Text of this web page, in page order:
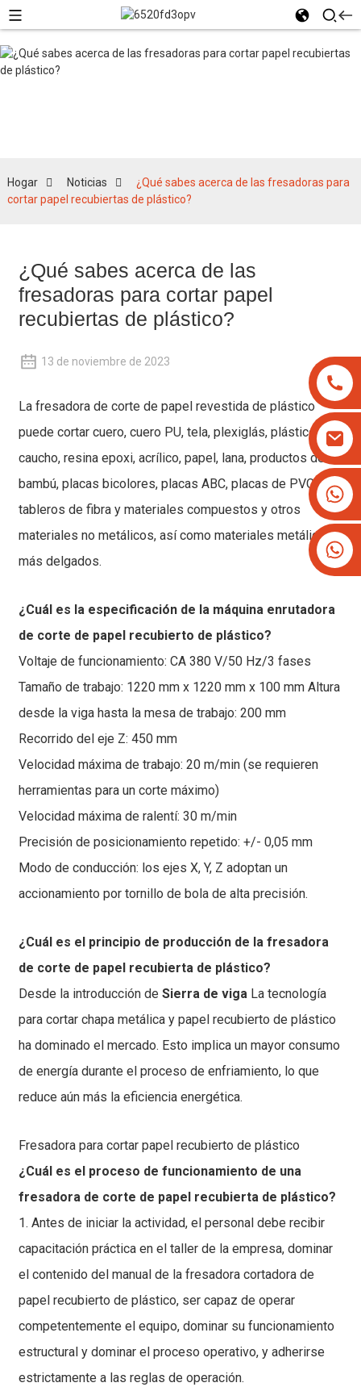
+8613825779334
+16266628193
Hogar Noticias
¿Qué sabes acerca de las fresadoras para
cortar papel recubiertas de plástico?
¿Qué sabes acerca de las
fresadoras para cortar papel
recubiertas de plástico?
13 de noviembre de 2023
La fresadora de corte de papel revestida de plástico
puede cortar cuero, cuero PU, tela, plexiglás, plástico,
caucho, resina epoxi, acrílico, papel, lana, productos de
bambú, placas bicolores, placas ABC, placas de PVC,
tableros de fibra y materiales compuestos y otros
materiales no metálicos, así como materiales metálicos
más delgados.
¿Cuál es la especificación de la máquina enrutadora
de corte de papel recubierto de plástico?
Voltaje de funcionamiento: CA 380 V/50 Hz/3 fases
Tamaño de trabajo: 1220 mm x 1220 mm x 100 mm Altura
desde la viga hasta la mesa de trabajo: 200 mm
Recorrido del eje Z: 450 mm
Velocidad máxima de trabajo: 20 m/min (se requieren
herramientas para un corte máximo)
Velocidad máxima de ralentí: 30 m/min
Precisión de posicionamiento repetido: +/- 0,05 mm
Modo de conducción: los ejes X, Y, Z adoptan un
accionamiento por tornillo de bola de alta precisión.
¿Cuál es el principio de producción de la fresadora
de corte de papel recubierta de plástico?
Desde la introducción de Sierra de vigaLa tecnología
para cortar chapa metálica y papel recubierto de plástico
ha dominado el mercado. Esto implica un mayor consumo
de energía durante el proceso de enfriamiento, lo que
reduce aún más la eficiencia energética.
Fresadora para cortar papel recubierto de plástico
¿Cuál es el proceso de funcionamiento de una
fresadora de corte de papel recubierta de plástico?
1. Antes de iniciar la actividad, el personal debe recibir
capacitación práctica en el taller de la empresa, dominar
el contenido del manual de la fresadora cortadora de
papel recubierto de plástico, ser capaz de operar
competentemente el equipo, dominar su funcionamiento
estructural y dominar el proceso operativo, y adherirse
estrictamente a las reglas de operación.